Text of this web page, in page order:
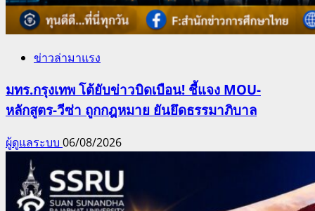
ข่าวล่ามาแรง
มทร.กรุงเทพ โต้ยับข่าวบิดเบือน! ชี้แจง MOU-
หลักสูตร-วีซ่า ถูกกฎหมาย ยันยึดธรรมาภิบาล
ผู้ดูแลระบบ 06/08/2026